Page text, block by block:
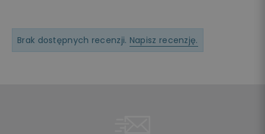
Brak dostępnych recenzji. Napisz recenzję.